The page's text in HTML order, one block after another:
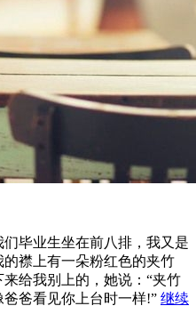
毕业生坐在前八排，我又是
襟上有一朵粉红色的夹竹
给我别上的，她说：“夹竹
爸看见你上台时一样!” 继续